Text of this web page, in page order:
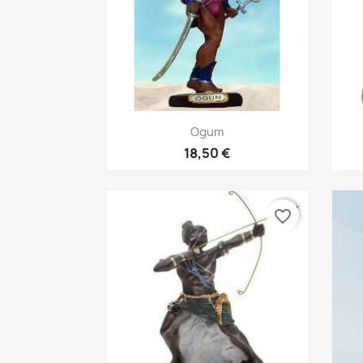
Vista rápida
Ogum
18,50 €
favorite_border